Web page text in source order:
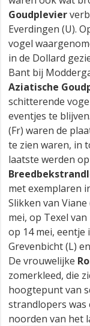
Goudplevier
Everdingen (U).
vogel
in de Dollard
Bant bij
Aziatische
schitterende
eventjes te
(Fr) waren de
te zien waren, in
laatste werden
met exemplaren
Slikken van
mei, op Texel
op 14 mei, eentje
Grevenbicht (L)
De vrouwelijke
zomerkleed, die
hoogtepunt van
strandlopers was
noorden van het